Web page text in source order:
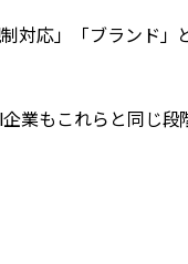
対応」「ブランド」
もこれらと同じ段